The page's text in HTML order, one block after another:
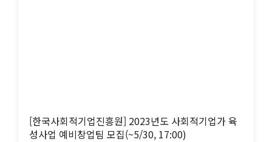
[한국사회적기업진흥원] 2023년도 사회적기업가 육
성사업 예비창업팀 모집(~5/30, 17:00)